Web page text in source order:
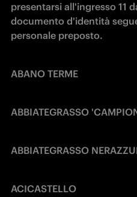
presentarsi all'ingresso 11
documento d'identità
personale preposto.
ABANO TERME
ABBIATEGRASSO
ABBIATEGRASSO
ACICASTELLO